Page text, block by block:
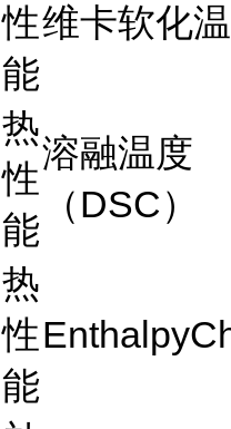
性
能
维卡软化
热
性
能
溶融温度
（DSC）
热
性
能